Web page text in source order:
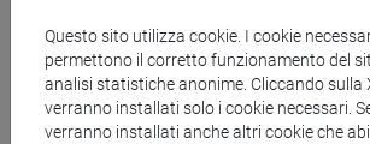
magistrale (DM270)
antropologia dell'asia
[LM20] LINGUE E CIVILTÀ
DELL'AFRICA MEDITERRANEA -
Questo sito utilizza cookie. I cookie
permettono il corretto funzionamento del
analisi statistiche anonime. Cliccando sulla
verranno installati solo i cookie necessari.
verranno installati anche altri cookie che